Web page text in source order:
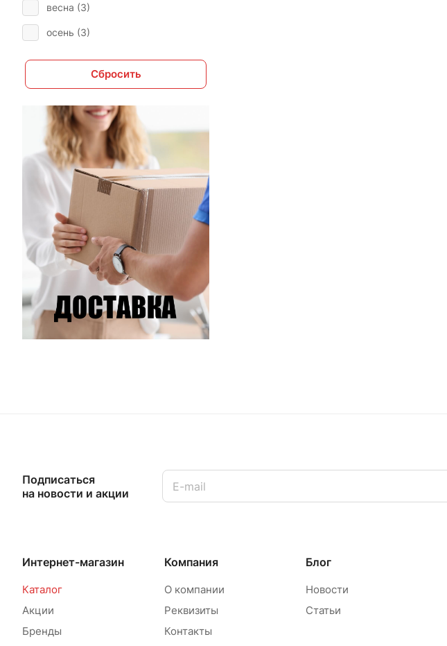
весна (3)
осень (3)
Сбросить
Подписаться
на новости и акции
Интернет-магазин
Каталог
Акции
Бренды
Компания
О компании
Реквизиты
Контакты
Блог
Новости
Статьи